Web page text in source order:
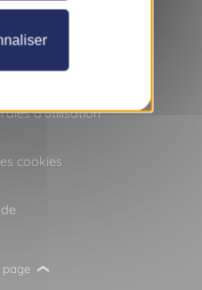
d'utilisation
cookies
page